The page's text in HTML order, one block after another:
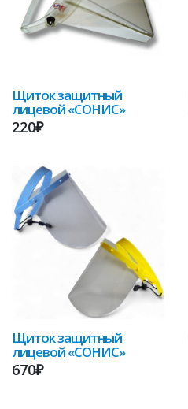
Щиток защитный
лицевой «СОНИС»
220₽
Щиток защитный
лицевой «СОНИС»
670₽